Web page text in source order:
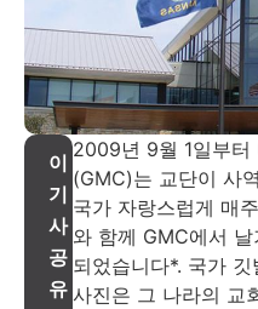
이
기
사
공
유
2009년 9월 1일부터
(GMC)는 교단이 사
국가 자랑스럽게 매
와 함께 GMC에서
되었습니다*. 국가
사진은 그 나라의 교